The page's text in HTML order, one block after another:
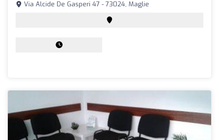
Via Alcide De Gasperi 47 - 73024, Maglie